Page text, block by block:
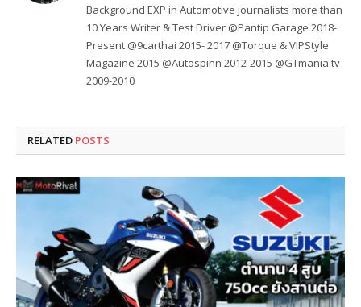
Background EXP in Automotive journalists more than
10 Years Writer & Test Driver @Pantip Garage 2018-
Present @9carthai 2015- 2017 @Torque & VIPStyle
Magazine 2015 @Autospinn 2012-2015 @GTmania.tv
2009-2010
RELATED POSTS